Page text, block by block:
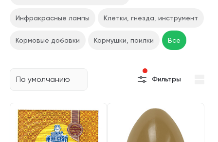
Инфракрасные лампы Клетки, гнезда, инструмент
Кормовые добавки Кормушки, поилки Все
По умолчанию Фильтры